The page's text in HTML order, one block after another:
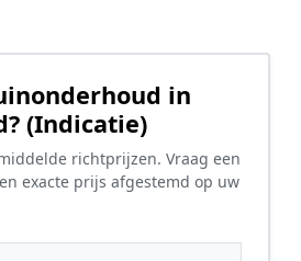
in
(Indicatie)
richtprijzen. Vraag een
exacte prijs afgestemd op uw